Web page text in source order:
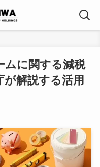
ムに関する減税
解説する活用